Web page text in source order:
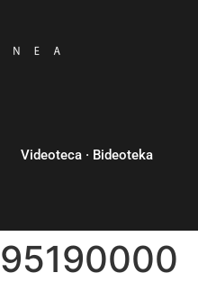
Videoteca · Bideoteka